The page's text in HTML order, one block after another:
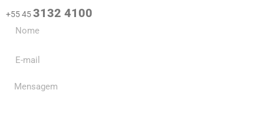
+55 453132 4100